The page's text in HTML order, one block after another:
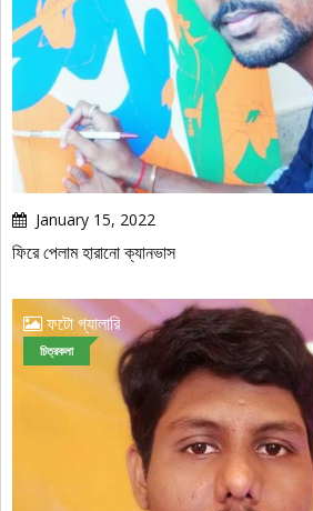
January 15, 2022
ফিরে পেলাম হারানো ক্যানভাস
ফটো গ্যালারি
চিত্রকলা